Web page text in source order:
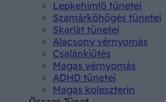
Lepkehimlő tünetei
Szamárköhögés tünetei
Skarlát tünetei
Alacsony vérnyomás
Csalánkiütés
Magas vérnyomás
ADHD tünetei
Magas koleszterin